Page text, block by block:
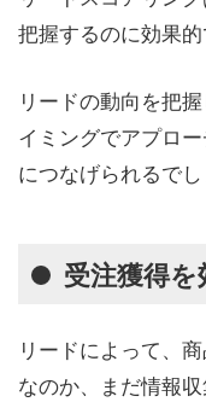
把握するのに効果的
リードの動向を把
イミングでアプロ
につなげられるでし
受注獲得
リードによって、
なのか、まだ情報